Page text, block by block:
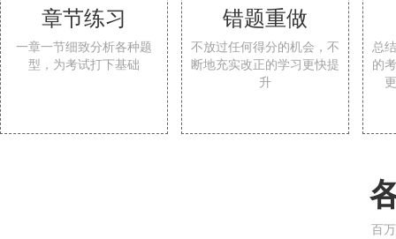
章节练习
一章一节细致分析各种题
型，为考试打下基础
错题重做
不放过任何得分的机会，不
断地充实改正的学习更快提
升
总
的
百